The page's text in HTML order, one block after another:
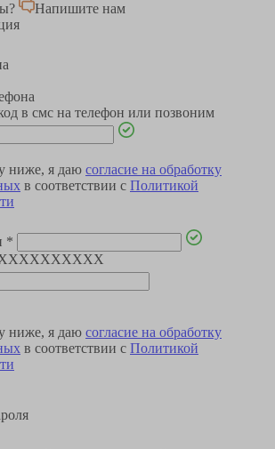
Напишите нам
в смс на телефон или позвоним
ниже, я даю согласие на обработку
в соответствии с Политикой
*
ниже, я даю согласие на обработку
в соответствии с Политикой